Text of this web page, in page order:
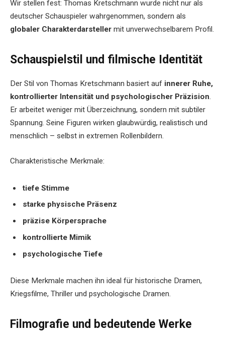
Wir stellen fest: Thomas Kretschmann wurde nicht nur als
deutscher Schauspieler wahrgenommen, sondern als
globaler Charakterdarsteller mit unverwechselbarem Profil.
Schauspielstil und filmische Identität
Der Stil von Thomas Kretschmann basiert auf innerer Ruhe,
kontrollierter Intensität und psychologischer Präzision.
Er arbeitet weniger mit Überzeichnung, sondern mit subtiler
Spannung. Seine Figuren wirken glaubwürdig, realistisch und
menschlich – selbst in extremen Rollenbildern.
Charakteristische Merkmale:
tiefe Stimme
starke physische Präsenz
präzise Körpersprache
kontrollierte Mimik
psychologische Tiefe
Diese Merkmale machen ihn ideal für historische Dramen,
Kriegsfilme, Thriller und psychologische Dramen.
Filmografie und bedeutende Werke